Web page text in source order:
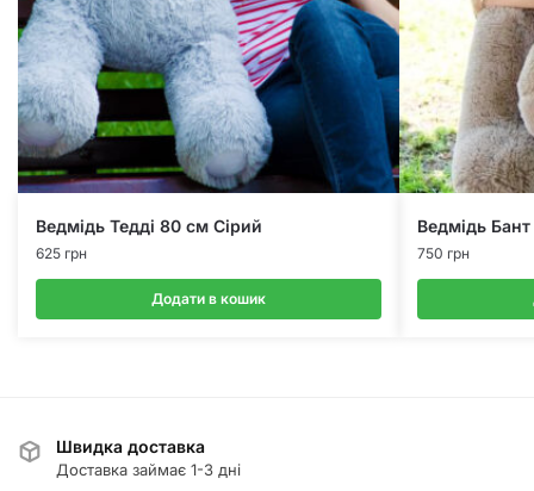
Ведмідь Тедді 80 см Сірий
625 грн
Додати в кошик
Ведмідь
750 грн
Швидка доставка
Доставка займає 1-3 дні